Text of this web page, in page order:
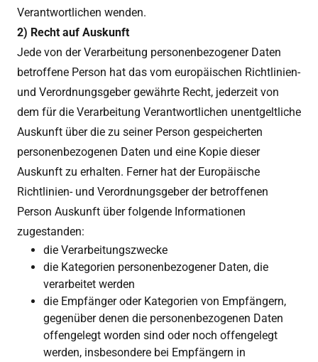
Verantwortlichen wenden.
2) Recht auf Auskunft
Jede von der Verarbeitung personenbezogener Daten
betroffene Person hat das vom europäischen Richtlinien-
und Verordnungsgeber gewährte Recht, jederzeit von
dem für die Verarbeitung Verantwortlichen unentgeltliche
Auskunft über die zu seiner Person gespeicherten
personenbezogenen Daten und eine Kopie dieser
Auskunft zu erhalten. Ferner hat der Europäische
Richtlinien- und Verordnungsgeber der betroffenen
Person Auskunft über folgende Informationen
zugestanden:
die Verarbeitungszwecke
die Kategorien personenbezogener Daten, die
verarbeitet werden
die Empfänger oder Kategorien von Empfängern,
gegenüber denen die personenbezogenen Daten
offengelegt worden sind oder noch offengelegt
werden, insbesondere bei Empfängern in